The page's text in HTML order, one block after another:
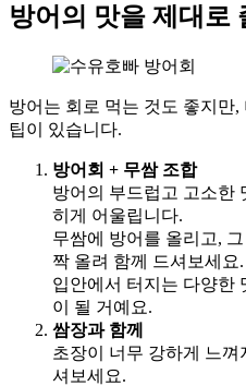
방어의 맛을 제대로
방어는 회로 먹는 것도 좋지만,
팁이 있습니다.
방어회 + 무쌈 조합
방어의 부드럽고 고소한
히게 어울립니다.
무쌈에 방어를 올리고,
짝 올려 함께 드셔보세요.
입안에서 터지는 다양한
이 될 거예요.
쌈장과 함께
초장이 너무 강하게 느
셔보세요.